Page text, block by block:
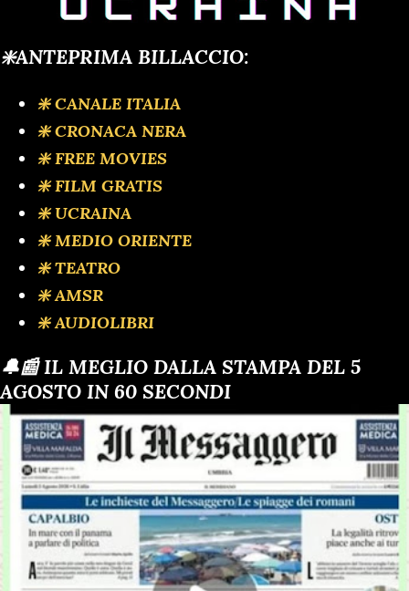
❇️ANTEPRIMA BILLACCIO:
❇️ CANALE ITALIA
❇️ CRONACA NERA
❇️ FREE MOVIES
❇️ FILM GRATIS
❇️ UCRAINA
❇️ MEDIO ORIENTE
❇️ TEATRO
❇️ AMSR
❇️ AUDIOLIBRI
🔔📰 IL MEGLIO DALLA STAMPA DEL 5
AGOSTO IN 60 SECONDI